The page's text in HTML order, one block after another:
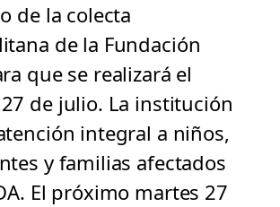
de la colecta
de la Fundación
que se realizará el
de julio. La institución
integral a niños,
y familias afectados
El próximo martes 27